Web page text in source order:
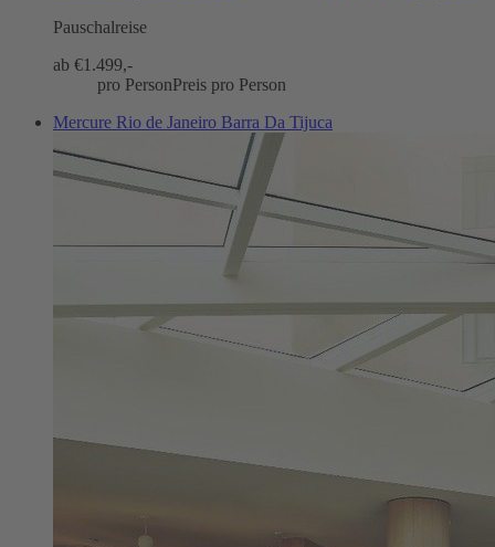
Pauschalreise
ab €1.499,-
pro PersonPreis pro Person
Mercure Rio de Janeiro Barra Da Tijuca